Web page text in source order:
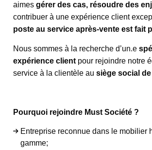
aimesgérer des cas, résoudre des
contribuer à une expérience client
poste au service après-vente est fait
Nous sommes à la recherche d’un.e
expérience client pour rejoindre notre
service à la clientèle ausiège social de
Pourquoi rejoindre Must Société ?
Entreprise reconnue dans le mobilier
gamme;